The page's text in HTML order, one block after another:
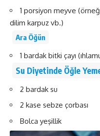
1 porsiyon meyve
dilim karpuz vb.)
Ara Öğün
1 bardak bitki çayı
Su Diyetinde Öğle
2 bardak su
2 kase sebze çorbası
Bolca yeşillik